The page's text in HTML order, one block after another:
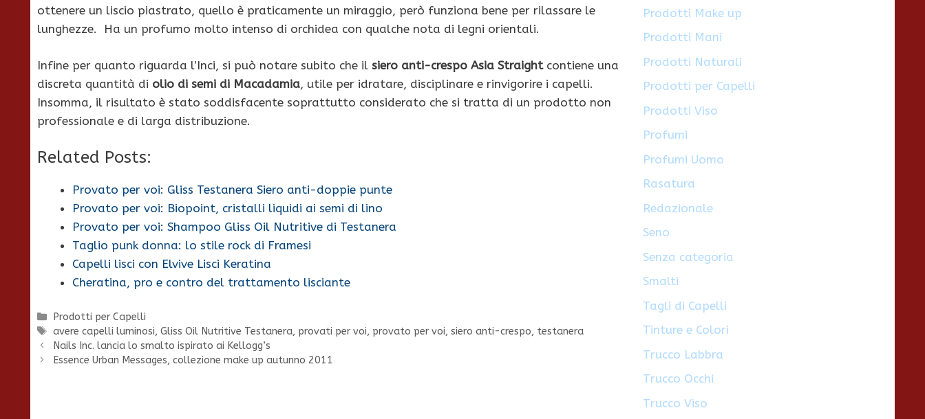
ottenere un liscio piastrato, quello è praticamente un miraggio, però funziona bene per rilassare le
lunghezze. Ha un profumo molto intenso di orchidea con qualche nota di legni orientali.
Infine per quanto riguarda l’Inci, si può notare subito che il siero anti-crespo Asia Straightcontiene una
discreta quantità di olio di semi di Macadamia, utile per idratare, disciplinare e rinvigorire i capelli.
Insomma, il risultato è stato soddisfacente soprattutto considerato che si tratta di un prodotto non
professionale e di larga distribuzione.
Related Posts:
Provato per voi: Gliss Testanera Siero anti-doppie punte
Provato per voi: Biopoint, cristalli liquidi ai semi di lino
Provato per voi: Shampoo Gliss Oil Nutritive di Testanera
Taglio punk donna: lo stile rock di Framesi
Capelli lisci con Elvive Lisci Keratina
Cheratina, pro e contro del trattamento lisciante
Categorie
Prodotti per Capelli
Tag
avere capelli luminosi,Gliss Oil Nutritive Testanera, provati per voi, provato per voi,siero anti-crespo, testanera
Nails Inc. lancia lo smalto ispirato ai Kellogg’s
Essence Urban Messages, collezione make up autunno 2011
Prodotti Make up
Prodotti Mani
Prodotti Naturali
Prodotti per Capelli
Prodotti Viso
Profumi
Profumi Uomo
Rasatura
Redazionale
Seno
Senza categoria
Smalti
Tagli di Capelli
Tinture e Colori
Trucco Labbra
Trucco Occhi
Trucco Viso